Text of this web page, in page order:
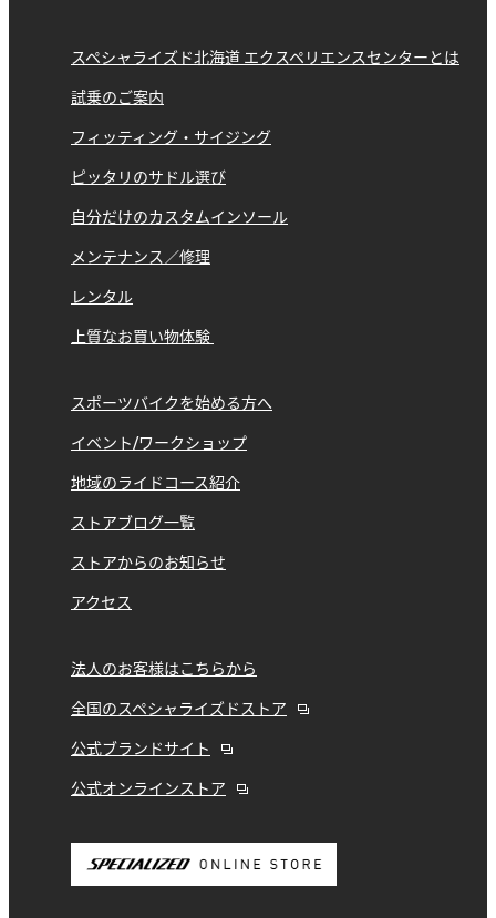
スペシャライズド北海道 エクスペリエンスセンターとは
試乗のご案内
フィッティング・サイジング
ピッタリのサドル選び
自分だけのカスタムインソール
メンテナンス／修理
レンタル
上質なお買い物体験
スポーツバイクを始める方へ
イベント/ワークショップ
地域のライドコース紹介
ストアブログ一覧
ストアからのお知らせ
アクセス
法人のお客様はこちらから
全国のスペシャライズドストア
公式ブランドサイト
公式オンラインストア